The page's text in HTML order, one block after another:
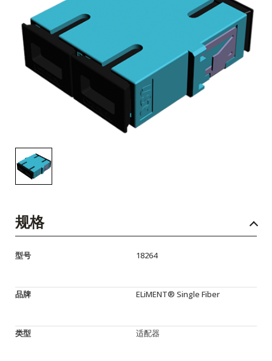
工作机会
新闻稿
活动信息
规格
型号 18264
品牌 ELiMENT® Single Fiber
类型 适配器